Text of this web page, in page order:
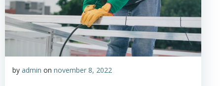
by admin on november 8, 2022